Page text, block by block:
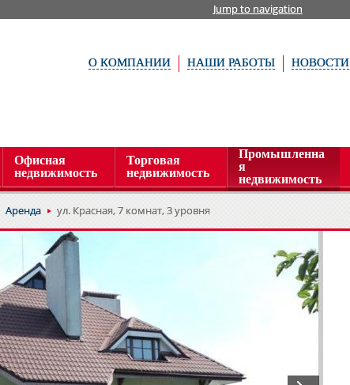
Jump to navigation
О КОМПАНИИ НАШИ РАБОТЫ НОВОСТИ
Офисная
недвижимость
Торговая
недвижимость
Промышленна
я
недвижимость
Аренда ул. Красная, 7 комнат, 3 уровня